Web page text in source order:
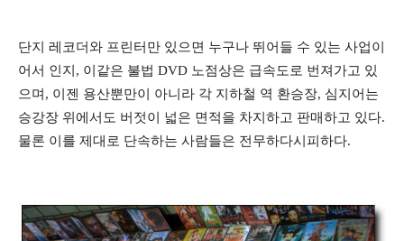
단지 레코더와 프린터만 있으면 누구나 뛰어들 수 있는 사업이
어서 인지, 이같은 불법 DVD 노점상은 급속도로 번져가고 있
으며, 이젠 용산뿐만이 아니라 각 지하철 역 환승장, 심지어는
승강장 위에서도 버젓이 넓은 면적을 차지하고 판매하고 있다.
물론 이를 제대로 단속하는 사람들은 전무하다시피하다.